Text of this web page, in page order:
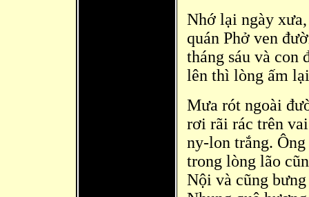
Nhớ lại ngày
quán Phở ven
tháng sáu và con
lên thì lòng ấm
Mưa rót ngoài
rơi rãi rác trên
ny-lon trắng.
trong lòng lão
Nội và cũng